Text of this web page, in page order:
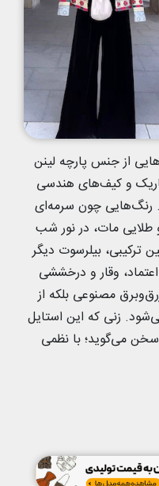
از جنس پارچه لینن
و کیف‌های هندسی
رنگ‌هایی چون سرمه‌ای
طلایی مات، در نور شب
ترکیبی، بیلرسوت دیگر
وقار و درخششی
مصنوعی بلکه از
زنی که این استایل
سخن می‌گوید؛ با نظمی